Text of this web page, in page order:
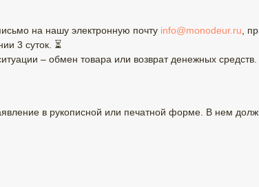
на нашу электронную почту info@monodeur.ru,
3 суток. ⏳
– обмен товара или возврат денежных средств.
в рукописной или печатной форме. В нем